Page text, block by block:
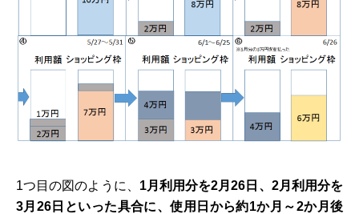
1つ目の図のように、 1月利用分を2月26日、2月利用分を
3月26日といった具合に、使用日から約1か月～2か月後